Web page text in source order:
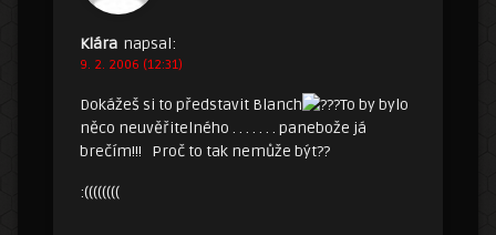
Klára napsal:
9. 2. 2006 (12:31)
Dokážeš si to představit Blanch
To by bylo
něco neuvěřitelného . . . . . . . panebože já
brečím!!! Proč to tak nemůže být??
:((((((((